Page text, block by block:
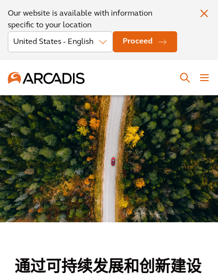
Our website is available with information
specific to your location
Proceed
通过可持续发展和创新建设